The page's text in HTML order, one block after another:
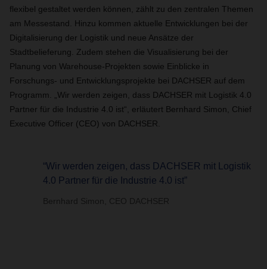
flexibel gestaltet werden können, zählt zu den zentralen Themen
am Messestand. Hinzu kommen aktuelle Entwicklungen bei der
Digitalisierung der Logistik und neue Ansätze der
Stadtbelieferung. Zudem stehen die Visualisierung bei der
Planung von Warehouse-Projekten sowie Einblicke in
Forschungs- und Entwicklungsprojekte bei DACHSER auf dem
Programm. „Wir werden zeigen, dass DACHSER mit Logistik 4.0
Partner für die Industrie 4.0 ist“, erläutert Bernhard Simon, Chief
Executive Officer (CEO) von DACHSER.
“Wir werden zeigen, dass DACHSER mit Logistik
4.0 Partner für die Industrie 4.0 ist”
Bernhard Simon, CEO DACHSER